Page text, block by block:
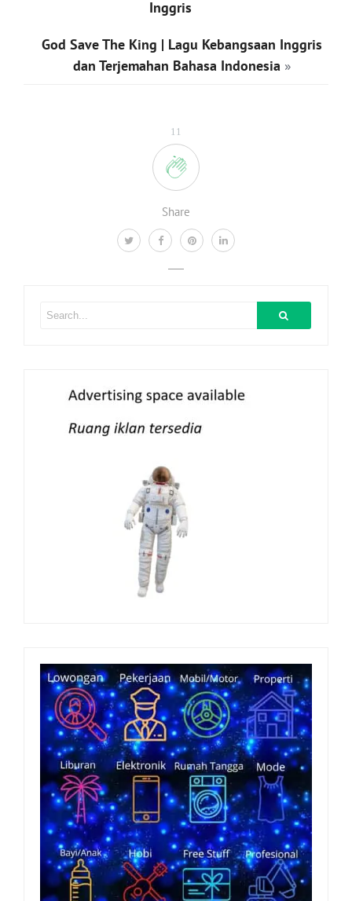
11
Share
Inggris
God Save The King | Lagu Kebangsaan Inggris
dan Terjemahan Bahasa Indonesia »